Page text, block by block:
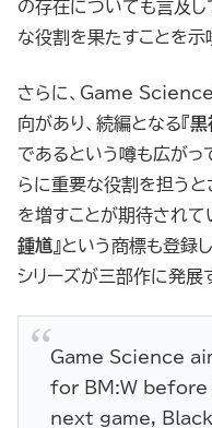
の存在についても言及
な役割を果たすことを示
さらに、Game Science
向があり、続編となる『黒
であるという噂も広がっ
らに重要な役割を担うと
を増すことが期待されて
鍾馗 』という商標も登録
シリーズが三部作に発展
Game Science
for BM:W
next game,